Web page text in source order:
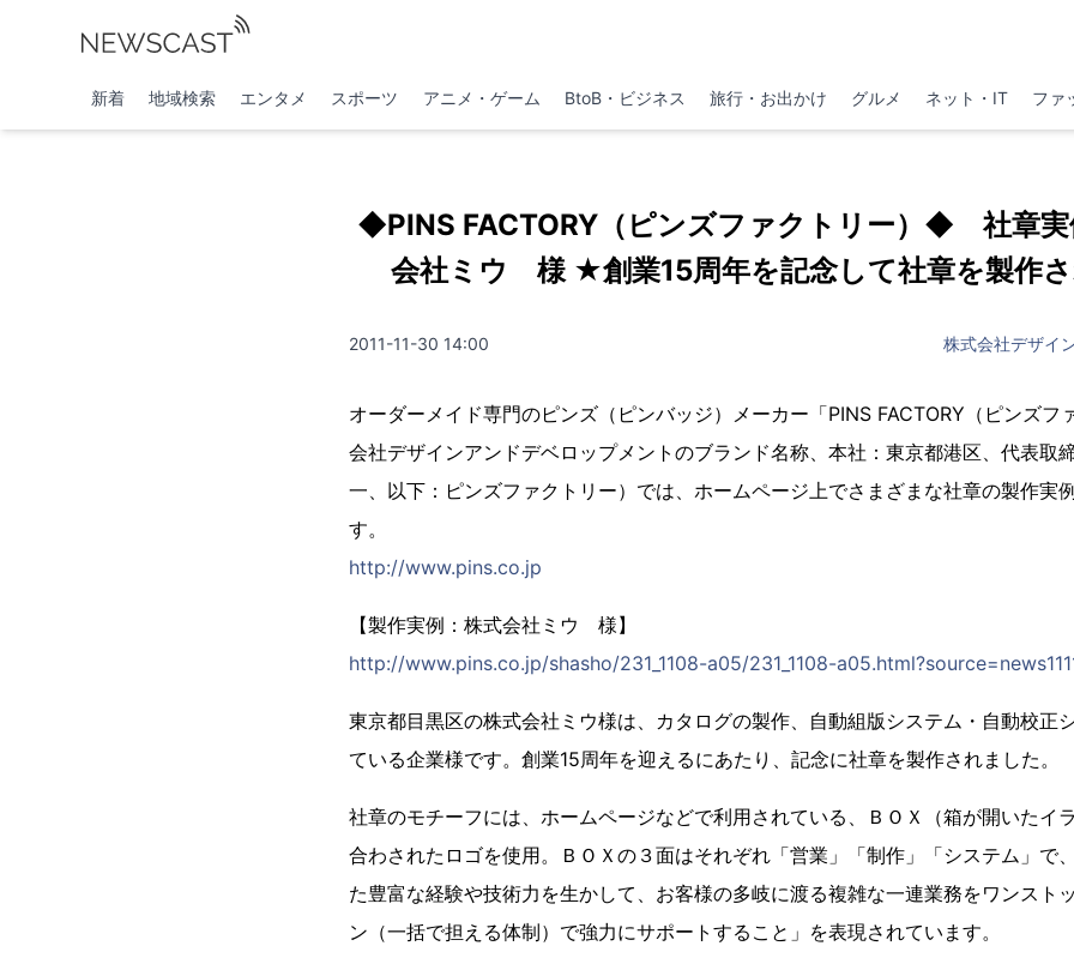
新着 地域検索 エンタメ スポーツ アニメ・ゲーム BtoB・ビジネス 旅行・お出かけ グルメ ネット・IT ファ
◆PINS FACTORY（ピンズファクトリー）◆ 社章実
会社ミウ 様 ★創業15周年を記念して社章を製作さ
2011-11-30 14:00 株式会社デザイ
オーダーメイド専門のピンズ（ピンバッジ）メーカー「PINS FACTORY（ピンズフ
会社デザインアンドデベロップメントのブランド名称、本社：東京都港区、代表取
一、以下：ピンズファクトリー）では、ホームページ上でさまざまな社章の製作実
す。
http://www.pins.co.jp
【製作実例：株式会社ミウ 様】
http://www.pins.co.jp/shasho/231_1108-a05/231_1108-
東京都目黒区の株式会社ミウ様は、カタログの製作、自動組版システム・自動校正
ている企業様です。創業15周年を迎えるにあたり、記念に社章を製作されました。
社章のモチーフには、ホームページなどで利用されている、ＢＯＸ（箱が開いたイ
合わされたロゴを使用。ＢＯＸの３面はそれぞれ「営業」「制作」「システム」で
た豊富な経験や技術力を生かして、お客様の多岐に渡る複雑な一連業務をワンスト
ン（一括で担える体制）で強力にサポートすること」を表現されています。